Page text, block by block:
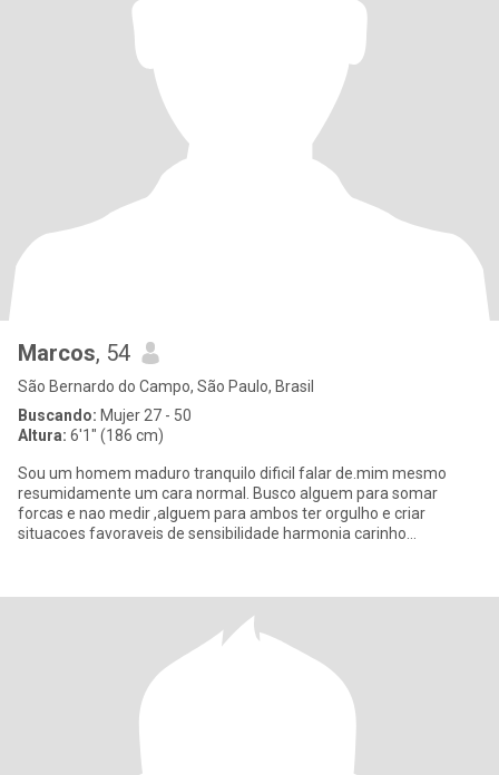
Marcos, 54
São Bernardo do Campo, São Paulo, Brasil
Buscando: Mujer 27 - 50
Altura: 6'1" (186 cm)
Sou um homem maduro tranquilo dificil falar de.mim mesmo
resumidamente um cara normal. Busco alguem para somar
forcas e nao medir ,alguem para ambos ter orgulho e criar
situacoes favoraveis de sensibilidade harmonia carinho